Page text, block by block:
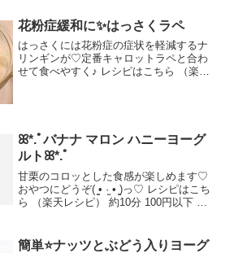
花粉症緩和に✨はっさくラペ
はっさくには花粉症の症状を軽減するナ
リンギンが♡定番キャロットラペと合わ
せて食べやすく♪ レシピはこちら （楽天
ꕤ*.ﾟバナナ マロン ハニーヨーグ
ルトꕤ*.ﾟ
甘栗のコロッとした食感が楽しめます♡
おやつにどうぞ( ̳• ·̫ • ̳)っ♡ レシピはこち
ら （楽天レシピ） 約10分 100円以下 材
てもOK！)みんなのレビ...
簡単⭐ナッツとぶどう入りヨーグ